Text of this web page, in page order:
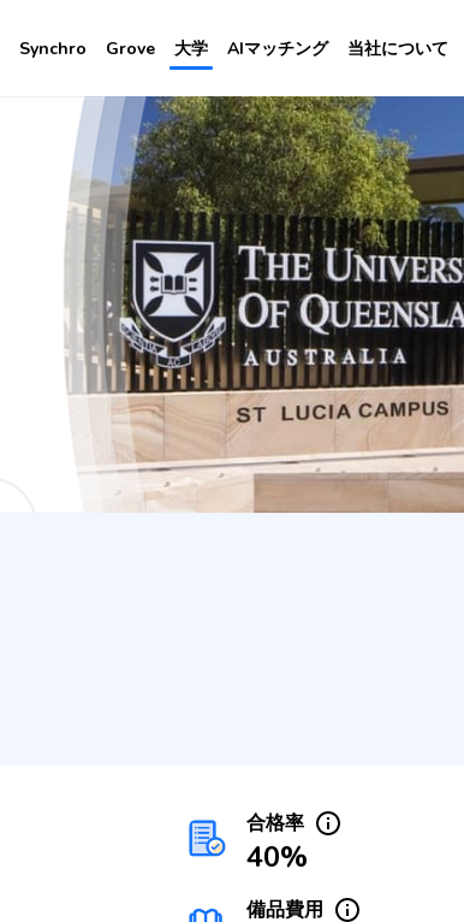
Synchro Grove 大学 AIマッチング 当社について
合格率
40%
備品費用